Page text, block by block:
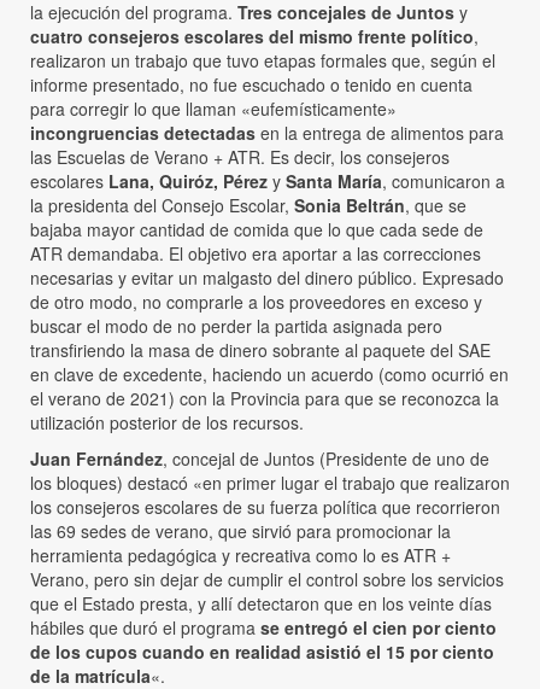
la ejecución del programa. Tres concejales de Juntos y
cuatro consejeros escolares del mismo frente político,
realizaron un trabajo que tuvo etapas formales que, según el
informe presentado, no fue escuchado o tenido en cuenta
para corregir lo que llaman «eufemísticamente»
incongruencias detectadas en la entrega de alimentos para
las Escuelas de Verano + ATR. Es decir, los consejeros
escolares Lana, Quiróz, Pérez y Santa María, comunicaron a
la presidenta del Consejo Escolar, Sonia Beltrán, que se
bajaba mayor cantidad de comida que lo que cada sede de
ATR demandaba. El objetivo era aportar a las correcciones
necesarias y evitar un malgasto del dinero público. Expresado
de otro modo, no comprarle a los proveedores en exceso y
buscar el modo de no perder la partida asignada pero
transfiriendo la masa de dinero sobrante al paquete del SAE
en clave de excedente, haciendo un acuerdo (como ocurrió en
el verano de 2021) con la Provincia para que se reconozca la
utilización posterior de los recursos.
Juan Fernández, concejal de Juntos (Presidente de uno de
los bloques) destacó «en primer lugar el trabajo que realizaron
los consejeros escolares de su fuerza política que recorrieron
las 69 sedes de verano, que sirvió para promocionar la
herramienta pedagógica y recreativa como lo es ATR +
Verano, pero sin dejar de cumplir el control sobre los servicios
que el Estado presta, y allí detectaron que en los veinte días
hábiles que duró el programa se entregó el cien por ciento
de los cupos cuando en realidad asistió el 15 por ciento
de la matrícula«.